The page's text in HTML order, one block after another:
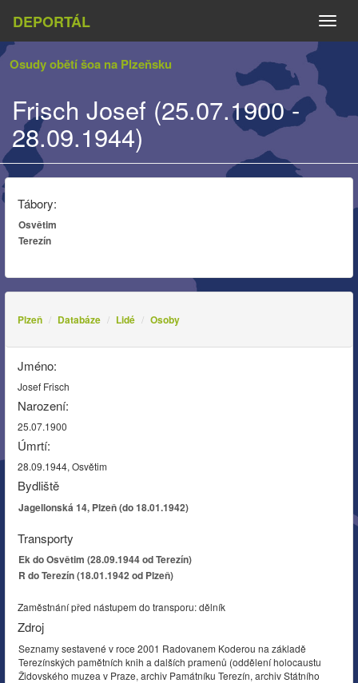
DEPORTÁL
Osudy obětí šoa na Plzeňsku
Frisch Josef (25.07.1900 -
28.09.1944)
Tábory:
Osvětim
Terezín
Plzeň Databáze Lidé Osoby
Jméno:
Josef Frisch
Narození:
25.07.1900
Úmrtí:
28.09.1944, Osvětim
Bydliště
Jagellonská 14, Plzeň (do 18.01.1942)
Transporty
Ek do Osvětim (28.09.1944 od Terezín)
R do Terezín (18.01.1942 od Plzeň)
Zaměstnání před nástupem do transporu: dělník
Zdroj
Seznamy sestavené v roce 2001 Radovanem Koderou na základě
Terezínských pamětních knih a dalších pramenů (oddělení holocaustu
Židovského muzea v Praze, archiv Památníku Terezín, archiv Státního